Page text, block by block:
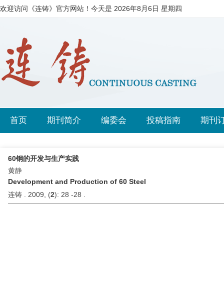
欢迎访问《连铸》官方网站！今天是 2026年8月6日 星期四
首页 期刊简介 编委会 投稿指南 期刊
60钢的开发与生产实践
黄静
Development and Production of 60 Steel
连铸 . 2009, (2): 28 -28 .